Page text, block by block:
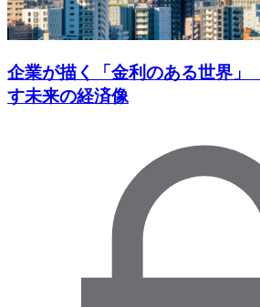
企業が描く「金利のある世界
す未来の経済像